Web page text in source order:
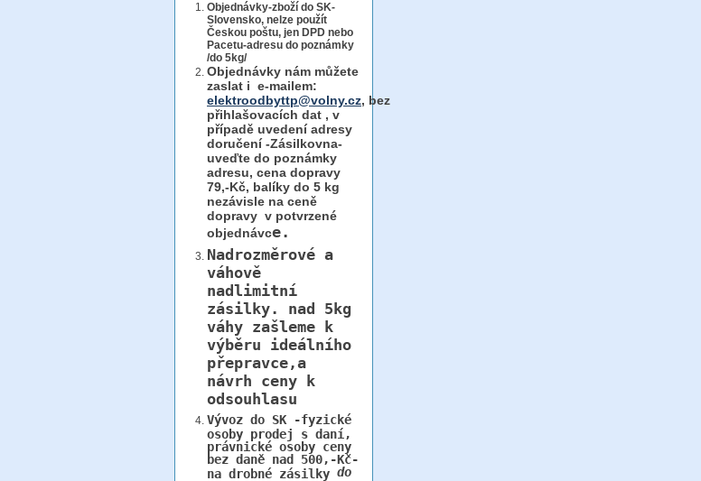
Objednávky-zboží do SK-
Slovensko, nelze použít
Českou poštu, jen DPD nebo
Pacetu-adresu do poznámky
/do 5kg/
Objednávky nám můžete
zaslat i e-mailem:
elektroodbyttp@volny.cz, bez
přihlašovacích dat , v
případě uvedení adresy
doručení -Zásilkovna-
uveďte do poznámky
adresu, cena dopravy
79,-Kč, balíky do 5 kg
nezávisle na ceně
dopravy v potvrzené
objednávce.
Nadrozměrové a
váhově
nadlimitní
zásilky. nad 5kg
váhy zašleme k
výběru ideálního
přepravce,a
návrh ceny k
odsouhlasu
Vývoz do SK -fyzické
osoby prodej s daní,
právnické osoby ceny
bez daně nad 500,-Kč-
na drobné zásilky do